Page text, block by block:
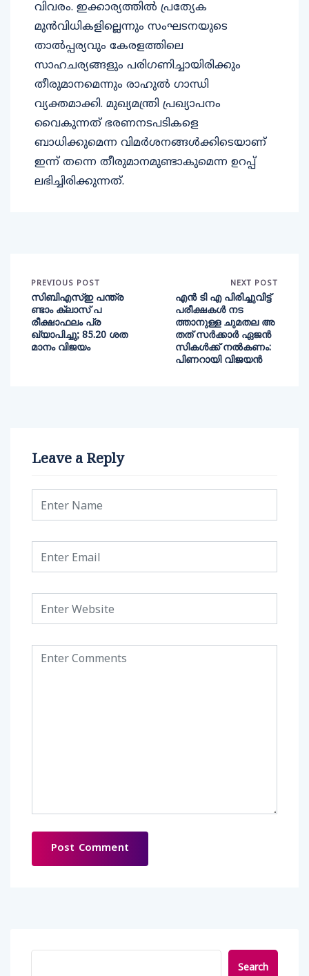
വിവരം. ഇക്കാര്യത്തിൽ പ്രത്യേക
മുൻവിധികളില്ലെന്നും സംഘടനയുടെ
താൽപ്പര്യവും കേരളത്തിലെ
സാഹചര്യങ്ങളും പരിഗണിച്ചായിരിക്കും
തീരുമാനമെന്നും രാഹുൽ ഗാന്ധി
വ്യക്തമാക്കി. മുഖ്യമന്ത്രി പ്രഖ്യാപനം
വൈകുന്നത് ഭരണനടപടികളെ
ബാധിക്കുമെന്ന വിമർശനങ്ങൾക്കിടെയാണ്
ഇന്ന് തന്നെ തീരുമാനമുണ്ടാകുമെന്ന ഉറപ്പ്
ലഭിച്ചിരിക്കുന്നത്.
PREVIOUS POST
സിബിഎസ്ഇ പന്ത്ര
ണ്ടാം ക്ലാസ് പ
രീക്ഷാഫലം പ്ര
ഖ്യാപിച്ചു; 85.20 ശത
മാനം വിജയം
NEXT POST
എൻ ടി എ പിരിച്ചുവിട്ട്
പരീക്ഷകൾ നട
ത്താനുള്ള ചുമതല അ
തത് സർക്കാർ ഏജൻ
സികൾക്ക് നൽകണം:
പിണറായി വിജയൻ
Leave a Reply
Search